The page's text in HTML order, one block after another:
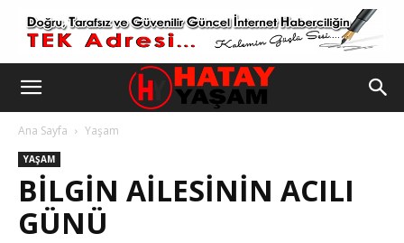
Ana Sayfa Yaşam
YAŞAM
BİLGİN AİLESİNİN ACILI
GÜNÜ